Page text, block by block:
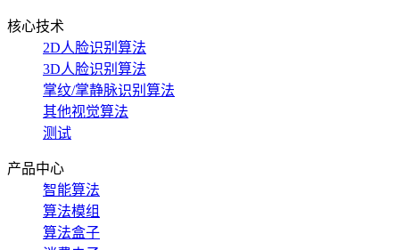
核心技术
2D人脸识别算法
3D人脸识别算法
掌纹/掌静脉识别算法
其他视觉算法
测试
产品中心
智能算法
算法模组
算法盒子